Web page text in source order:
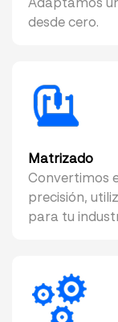
Adaptamos
desde cero.
Matrizado
Convertimos
precisión,
para tu